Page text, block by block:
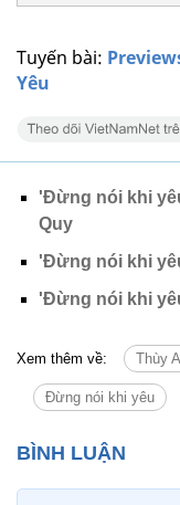
Tuyến bài:
Yêu
'Đừng nói khi
Quy
'Đừng nói khi
'Đừng nói khi
Xem thêm về: Thùy
Đừng nói khi yêu